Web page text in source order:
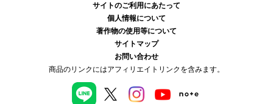
サイトのご利用にあたって
個人情報について
著作物の使用等について
サイトマップ
お問い合わせ
商品のリンクにはアフィリエイトリンクを含みます。